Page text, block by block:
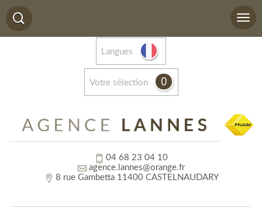
Langues
votre sélection 0
04 68 23 04 10
agence.lannes@orange.fr
8 rue Gambetta 11400 CASTELNAUDARY